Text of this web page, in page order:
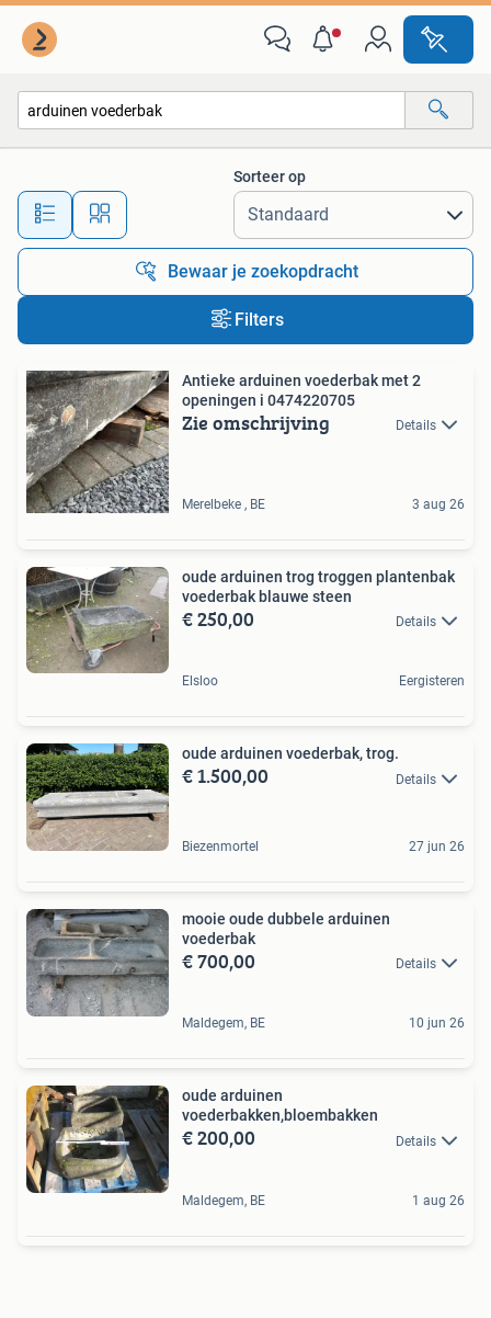
Alle afstanden…
Sorteer op
Bewaar je zoekopdracht
Filters
Antieke arduinen voederbak met 2
openingen i 0474220705
Zie omschrijving Details
Merelbeke , BE 3 aug 26
oude arduinen trog troggen plantenbak
voederbak blauwe steen
€ 250,00 Details
Elsloo Eergisteren
oude arduinen voederbak, trog.
€ 1.500,00 Details
Biezenmortel 27 jun 26
mooie oude dubbele arduinen
voederbak
€ 700,00 Details
Maldegem, BE 10 jun 26
oude arduinen
voederbakken,bloembakken
€ 200,00 Details
Maldegem, BE 1 aug 26